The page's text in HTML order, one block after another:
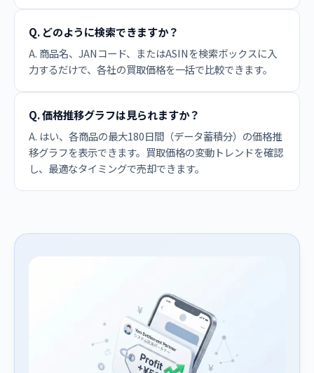
Q. どのように検索できますか？
A. 商品名、JANコード、またはASINを検索ボックスに入
力するだけで、各社の買取価格を一括で比較できます。
Q. 価格推移グラフは見られますか？
A. はい、各商品の最大180日間（データ蓄積分）の価格推
移グラフを表示できます。買取価格の変動トレンドを確認
し、最適なタイミングで売却できます。